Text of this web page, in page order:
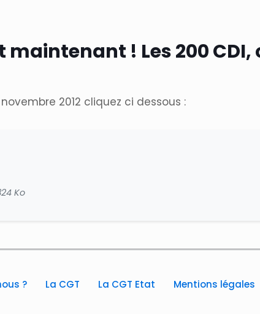
maintenant ! Les 200
2012 cliquez ci dessous :
Ko
? La CGT La CGT Etat Mentions légales